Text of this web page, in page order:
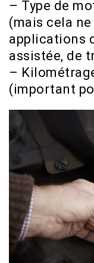
– Type de
(mais cela ne
applications
assistée, de
–
(important